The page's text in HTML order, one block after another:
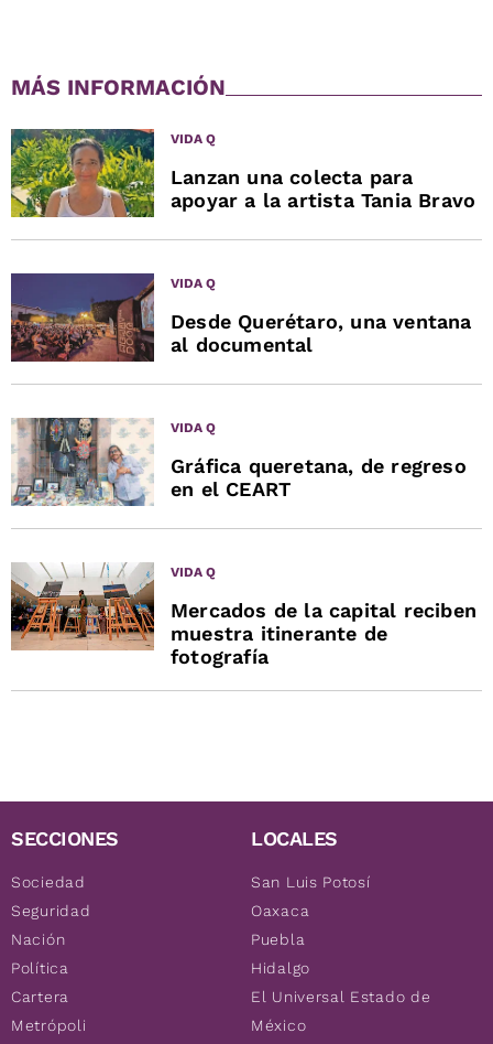
MÁS INFORMACIÓN
VIDA Q
Lanzan una colecta para
apoyar a la artista Tania Bravo
VIDA Q
Desde Querétaro, una ventana
al documental
VIDA Q
Gráfica queretana, de regreso
en el CEART
VIDA Q
Mercados de la capital reciben
muestra itinerante de
fotografía
SECCIONES
Sociedad
Seguridad
Nación
Política
Cartera
Metrópoli
LOCALES
San Luis Potosí
Oaxaca
Puebla
Hidalgo
El Universal Estado de
México